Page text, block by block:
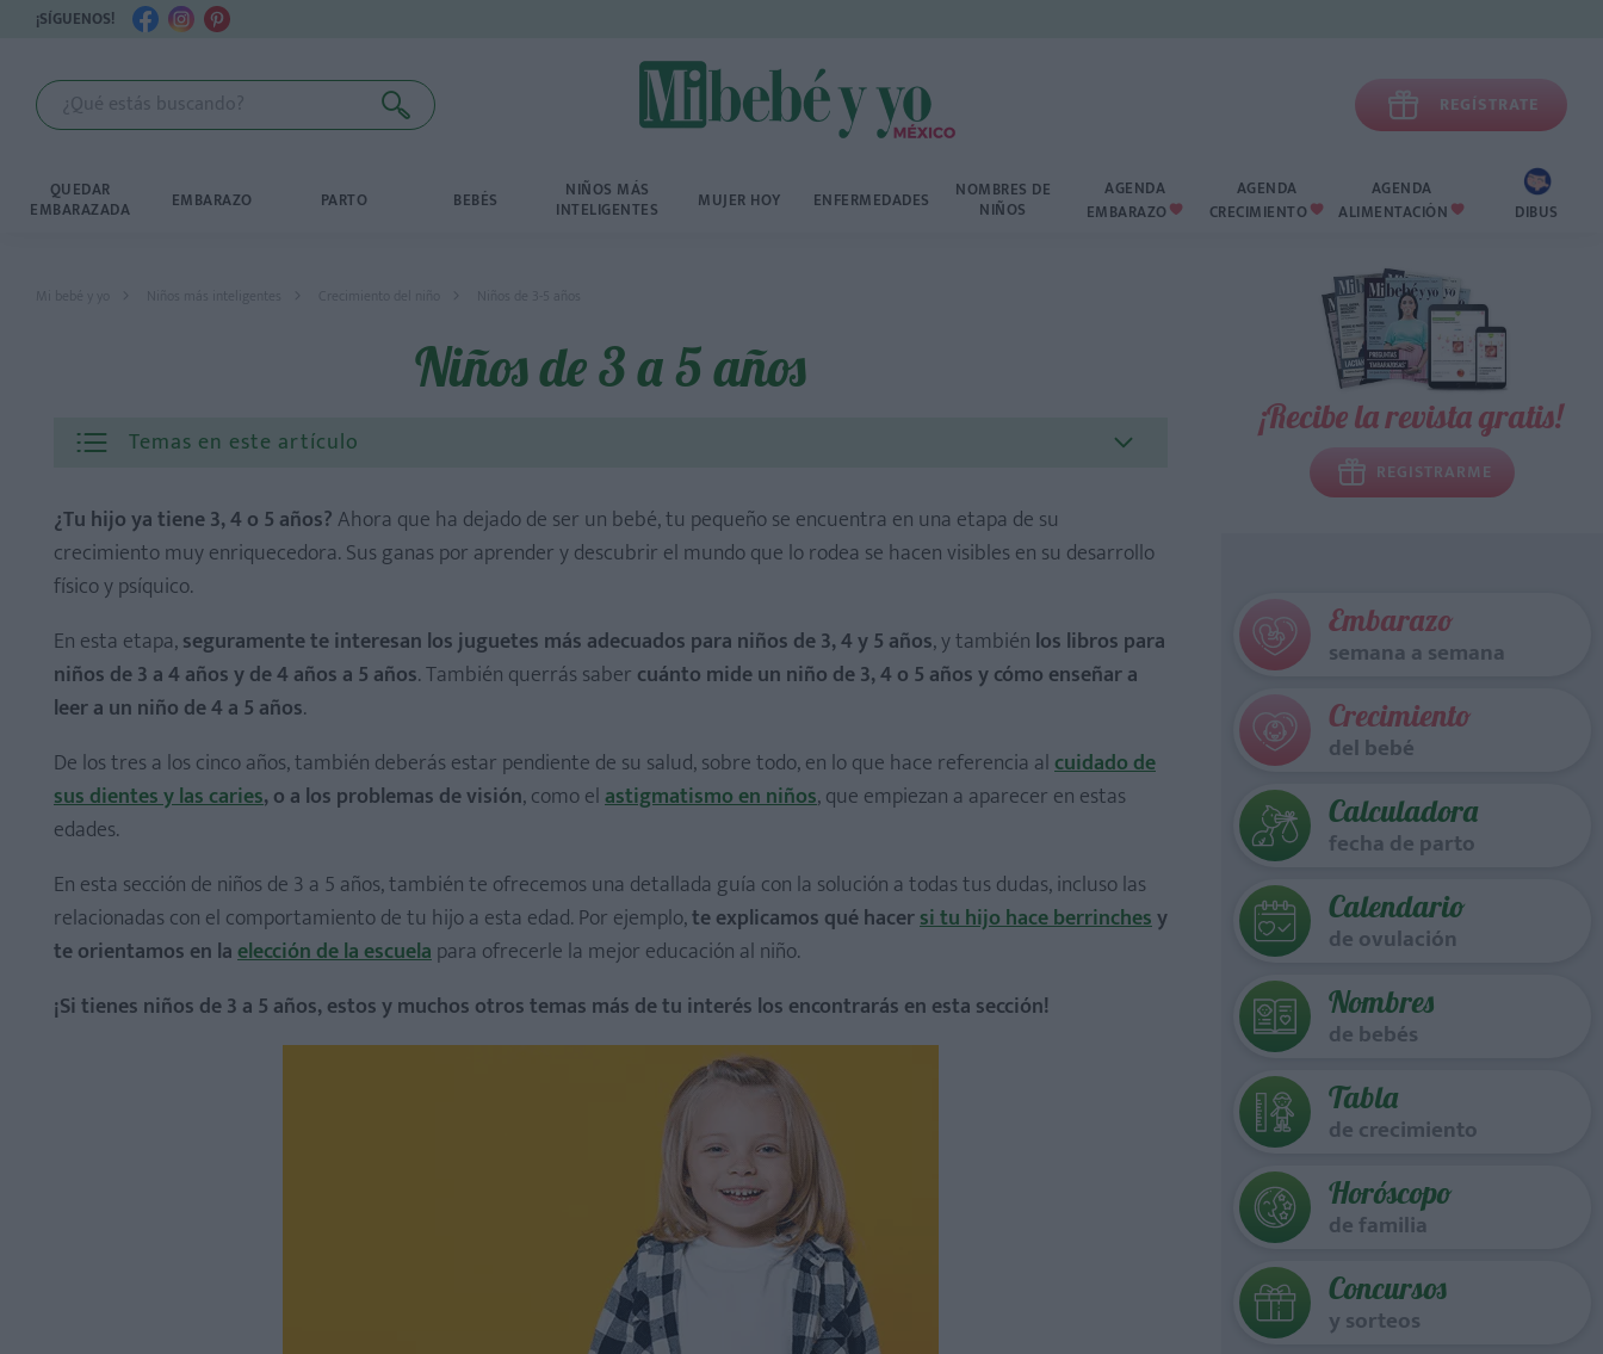
¡SÍGUENOS!
 REGÍSTRATE
QUEDAR
EMBARAZADA EMBARAZO PARTO BEBÉS NIÑOS MÁS
INTELIGENTES MUJER HOY ENFERMEDADES NOMBRES DE
NIÑOS
AGENDA
EMBARAZO 
AGENDA
CRECIMIENTO 
AGENDA
ALIMENTACIÓN  DIBUS
Mi bebé y yo Niños más inteligentes Crecimiento del niño
Niños de 3 a 5 años
Temas en este artículo
¿Tu hijo ya tiene 3, 4 o 5 años?Ahora que ha dejado de ser un bebé, tu pequeño se encuentra en una etapa de su
crecimiento muy enriquecedora. Sus ganas por aprender y descubrir el mundo que lo rodea se hacen visibles en su desarrollo
físico y psíquico.
En esta etapa,seguramente te interesan los juguetes más adecuados para niños de 3, 4 y 5 años, y también los libros para
niños de 3 a 4 años y de 4 años a 5 años. También querrás saber cuánto mide un niño de 3, 4 o 5 años y cómo enseñar a
leer a un niño de 4 a 5 años.
De los tres a los cinco años, también deberás estar pendiente de su salud, sobre todo, en lo que hace referencia alcuidado de
sus dientes y las caries, o a los problemas de visión, como elastigmatismo en niños, que empiezan a aparecer en estas
edades.
En esta sección de niños de 3 a 5 años, también te ofrecemos una detallada guía con la solución a todas tus dudas, incluso las
relacionadas con el comportamiento de tu hijo a esta edad. Por ejemplo,te explicamos qué hacersi tu hijo hace berrinchesy
te orientamos en laelección de la escuelapara ofrecerle la mejor educación al niño.
¡Si tienes niños de 3 a 5 años, estos y muchos otros temas más de tu interés los encontrarás en esta sección!
¡Recibe la revista gratis!
REGISTRARME
Embarazo
semana a semana
Crecimiento
del bebé
Calculadora
fecha de parto
Calendario
de ovulación
Nombres
de bebés
Tabla
de crecimiento
Horóscopo
de familia
Concursos
y sorteos